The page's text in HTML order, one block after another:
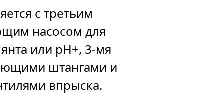
с третьим
насосом для
или pH+, 3-мя
штангами и
впрыска.